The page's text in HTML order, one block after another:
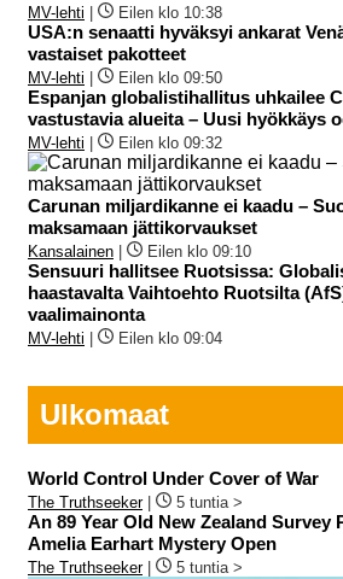
MV-lehti Eilen klo 10:38
USA:n senaatti hyväksyi ankarat
vastaiset pakotteet
MV-lehti Eilen klo 09:50
Espanjan globalistihallitus uhkailee
vastustavia alueita – Uusi hyökkäys
MV-lehti Eilen klo 09:32
Carunan miljardikanne ei kaadu –
maksamaan jättikorvaukset
Kansalainen Eilen klo 09:10
Sensuuri hallitsee Ruotsissa:
haastavalta Vaihtoehto Ruotsilta
vaalimainonta
MV-lehti Eilen klo 09:04
Ulkomaat
World Control Under Cover of War
The Truthseeker| 5 tuntia >
An 89 Year Old New Zealand Survey
Amelia Earhart Mystery Open
The Truthseeker| 5 tuntia >